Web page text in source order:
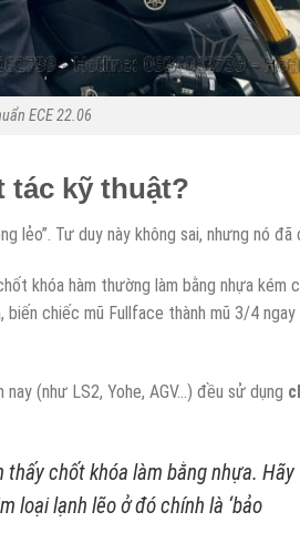
ECE 22.06
tác kỹ thuật?
lẻo”. Tư duy này không sai, nhưng nó đã
khóa hàm thường làm bằng nhựa kém
chiếc mũ Fullface thành mũ 3/4 ngay
(như LS2, Yohe, AGV…) đều sử dụng
thấy chốt khóa làm bằng nhựa. Hãy
loại lạnh lẽo ở đó chính là ‘bảo